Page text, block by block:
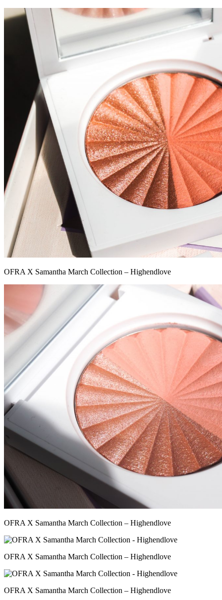
OFRA X Samantha March Collection – Highendlove
OFRA X Samantha March Collection – Highendlove
OFRA X Samantha March Collection – Highendlove
OFRA X Samantha March Collection – Highendlove